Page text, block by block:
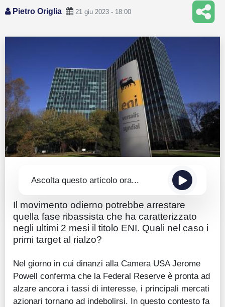
Guru Monitor
Pietro Origlia 21 giu 2023 - 18:00
Ascolta questo articolo ora...
Il movimento odierno potrebbe arrestare
quella fase ribassista che ha caratterizzato
negli ultimi 2 mesi il titolo ENI. Quali nel caso i
primi target al rialzo?
Nel giorno in cui dinanzi alla Camera USA Jerome
Powell conferma che la Federal Reserve è pronta ad
alzare ancora i tassi di interesse, i principali mercati
azionari tornano ad indebolirsi. In questo contesto fa